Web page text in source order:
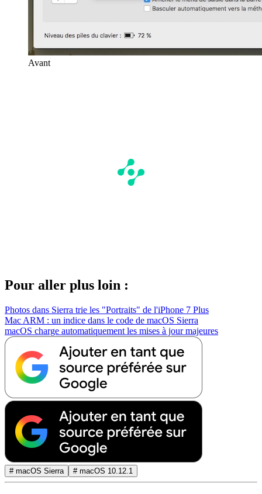
Avant
Pour aller plus loin :
Photos dans Sierra trie les "Portraits" de l'iPhone 7 Plus
Mac ARM : un indice dans le code de macOS Sierra
macOS charge automatiquement les mises à jour majeures
# macOS Sierra # macOS 10.12.1